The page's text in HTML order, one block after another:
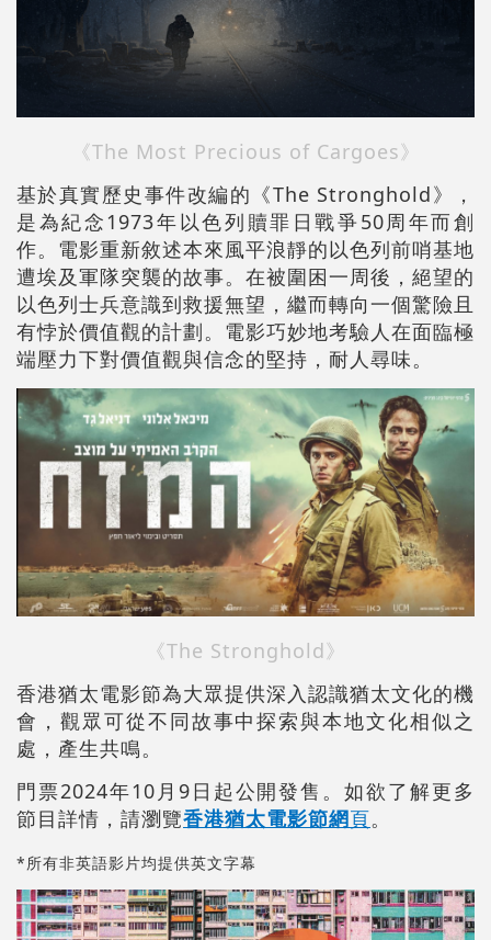
《The Most Precious of Cargoes》
基於真實歷史事件改編的《The Stronghold》，
是為紀念1973年以色列贖罪日戰爭50周年而創
作。電影重新敘述本來風平浪靜的以色列前哨基地
遭埃及軍隊突襲的故事。在被圍困一周後，絕望的
以色列士兵意識到救援無望，繼而轉向一個驚險且
有悖於價值觀的計劃。電影巧妙地考驗人在面臨極
端壓力下對價值觀與信念的堅持，耐人尋味。
《The Stronghold》
香港猶太電影節為大眾提供深入認識猶太文化的機
會，觀眾可從不同故事中探索與本地文化相似之
處，產生共鳴。
門票2024年10月9日起公開發售。如欲了解更多
節目詳情，請瀏覽香港猶太電影節網頁。
*所有非英語影片均提供英文字幕